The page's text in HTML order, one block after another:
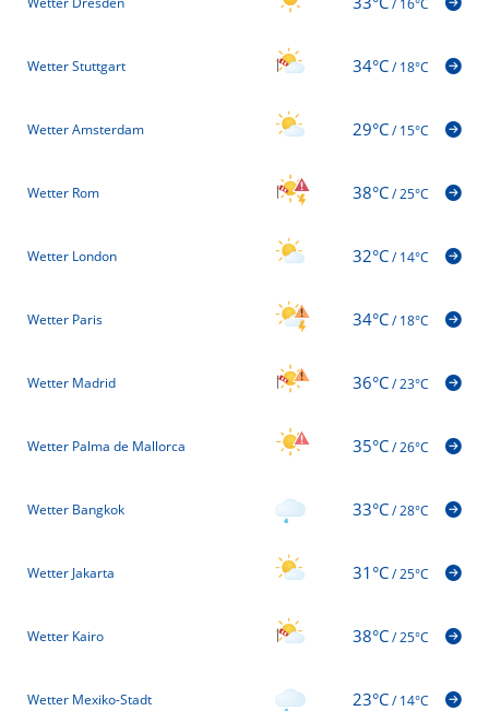
/16°C
Wetter Stuttgart 34°C/18°C
Wetter Amsterdam 29°C/15°C
Wetter Rom 38°C/25°C
Wetter London 32°C/14°C
Wetter Paris 34°C/18°C
Wetter Madrid 36°C/23°C
Wetter Palma de Mallorca 35°C/26°C
Wetter Bangkok 33°C/28°C
Wetter Jakarta 31°C/25°C
Wetter Kairo 38°C/25°C
Wetter Mexiko-Stadt 23°C/14°C